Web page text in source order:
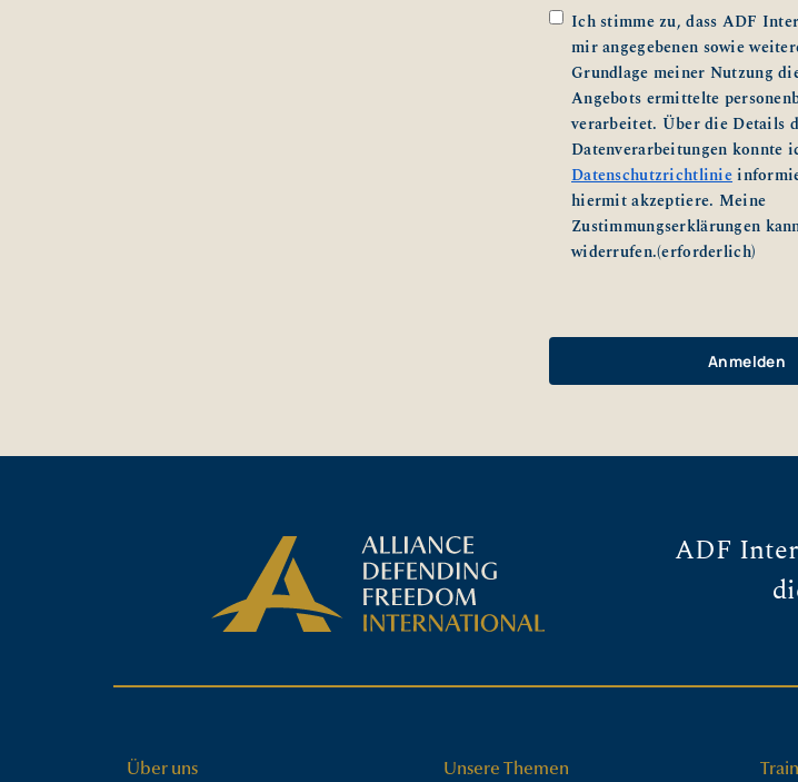
Zustimmung (erforderlich)
Ich stimme zu, dass ADF
mir angegebenen sowie
Grundlage meiner Nutzung
Angebots ermittelte
verarbeitet. Über die Details
Datenverarbeitungen konnte
Datenschutzrichtlinie
hiermit akzeptiere. Meine
Zustimmungserklärungen
widerrufen.(erforderlich)
ADF
Über uns Unsere Themen